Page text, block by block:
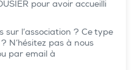
pour avoir accueilli
sur l’association ? Ce type
N’hésitez pas à nous
par email à